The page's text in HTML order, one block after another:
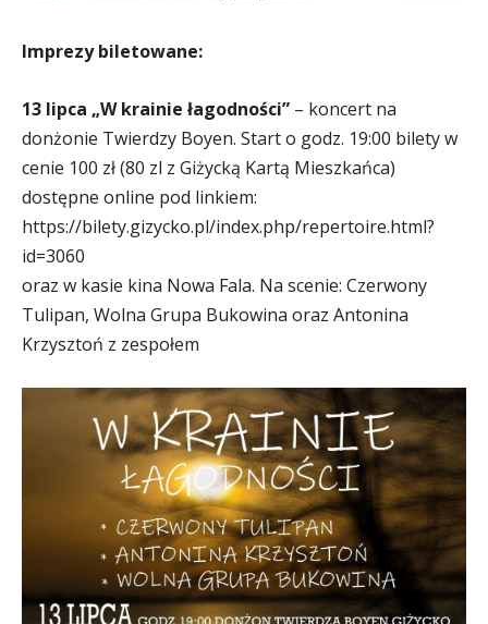
Imprezy biletowane:
13 lipca „W krainie łagodności” – koncert na
donżonie Twierdzy Boyen. Start o godz. 19:00 bilety w
cenie 100 zł (80 zl z Giżycką Kartą Mieszkańca)
dostępne online pod linkiem:
https://bilety.gizycko.pl/index.php/repertoire.html?
id=3060
oraz w kasie kina Nowa Fala. Na scenie: Czerwony
Tulipan, Wolna Grupa Bukowina oraz Antonina
Krzysztoń z zespołem